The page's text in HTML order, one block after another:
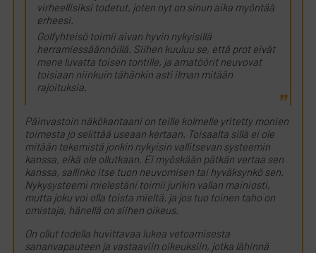
virheellisiksi todetut, joten nyt on sinun aika myöntää
erheesi.
Golfyhteisö toimii aivan hyvin nykyisillä
herramiessäännöillä. Siihen kuuluu se, että prot eivät
mene luvatta toisen tontille, ja amatöörit neuvovat
toisiaan niinkuin tähänkin asti ilman mitään
rajoituksia.
Päinvastoin näkökantaani on teille kolmelle yritetty monien
toimesta jo selittää useaan kertaan. Toisaalta sillä ei ole
mitään tekemistä jonkin nykyisin vallitsevan systeemin
kanssa, eikä ole ollutkaan. Ei myöskään pätkän vertaa sen
kanssa, sallinko itse tuon neuvomisen tai hyväksynkö sen.
Nykysysteemi mielestäni toimii jurikin vallan mainiosti,
mutta joku voi olla toista mieltä, ja jos tuo toinen taho on
omistaja, hänellä on siihen oikeus.
On ollut todella huvittavaa lukea vetoamisesta
sananvapauteen ja vastaaviin oikeuksiin, jotka lähinnä